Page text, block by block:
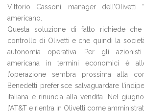
Vittorio Cassoni, manager dell’Olivetti
americano.
Questa soluzione di fatto richiede che
controllo di Olivetti e che quindi la
autonomia operativa. Per gli azionisti
americana in termini economici è
l’operazione sembra prossima alla
Benedetti preferisce salvaguardare
italiana e rinuncia alla vendita. Nel
l’AT&T e rientra in Olivetti come